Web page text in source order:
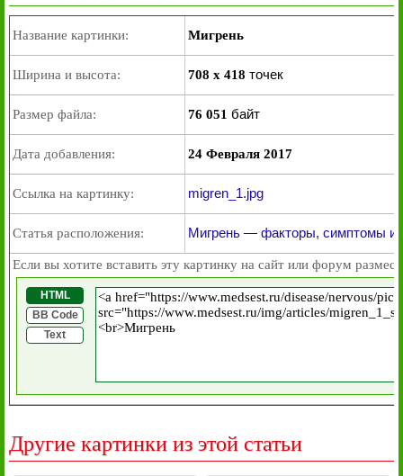
Название картинки: Мигрень
Ширина и высота: 708 x 418 точек
Размер файла: 76 051 байт
Дата добавления: 24 Февраля 2017
Ссылка на картинку: migren_1.jpg
Статья расположения: Мигрень — факторы, симптомы и
Если вы хотите вставить эту картинку на сайт или форум
HTML
BB Code
Text
Другие картинки из этой статьи